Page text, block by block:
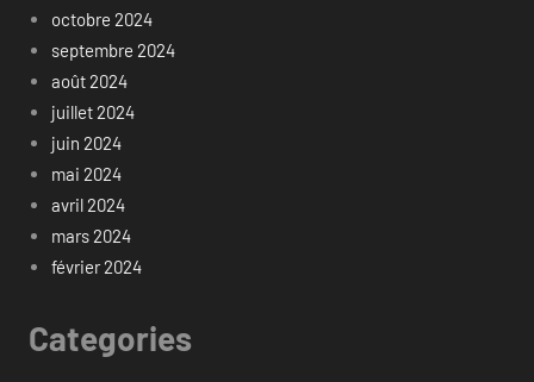
octobre 2024
septembre 2024
août 2024
juillet 2024
juin 2024
mai 2024
avril 2024
mars 2024
février 2024
Categories